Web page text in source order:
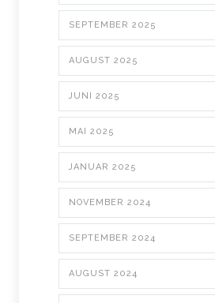
SEPTEMBER 2025
AUGUST 2025
JUNI 2025
MAI 2025
JANUAR 2025
NOVEMBER 2024
SEPTEMBER 2024
AUGUST 2024